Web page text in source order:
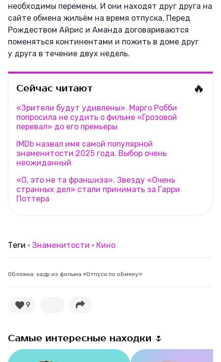
необходимы перемены. И они находят друг друга на
сайте обмена жильём на время отпуска. Перед
Рождеством Айрис и Аманда договариваются
поменяться континентами и пожить в доме друг
у друга в течение двух недель.
Сейчас читают 🔥
«Зрители будут удивлены». Марго Робби
попросила не судить о фильме «Грозовой
перевал» до его премьеры
IMDb назвал имя самой популярной
знаменитости 2025 года. Выбор очень
неожиданный
«О, это не та франшиза». Звезду «Очень
странных дел» стали принимать за Гарри
Поттера
Теги Знаменитости Кино
Обложка: кадр из фильма «Отпуск по обмену»
9
Самые интересные находки 🌷